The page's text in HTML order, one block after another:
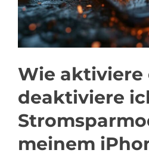
Wie aktiviere
deaktiviere
meinem